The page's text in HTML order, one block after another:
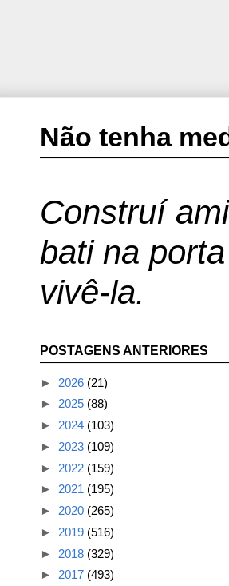
Não tenha
Construí
bati na
vivê-la.
POSTAGENS ANTERIORES
► 2026 (21)
► 2025 (88)
► 2024 (103)
► 2023 (109)
► 2022 (159)
► 2021 (195)
► 2020 (265)
► 2019 (516)
► 2018 (329)
► 2017 (493)